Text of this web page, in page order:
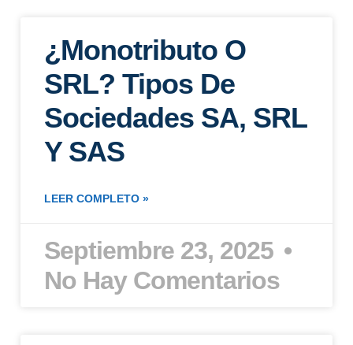
¿Monotributo O
SRL? Tipos De
Sociedades SA, SRL
Y SAS
LEER COMPLETO »
Septiembre 23, 2025
No Hay Comentarios